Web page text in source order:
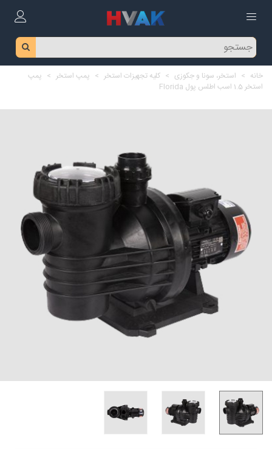
خانه > استخر، سونا و جکوزی > کلیه تجهیزات استخر > پمپ استخر > پمپ
استخر 1.5 اسب اطلس پول Florida